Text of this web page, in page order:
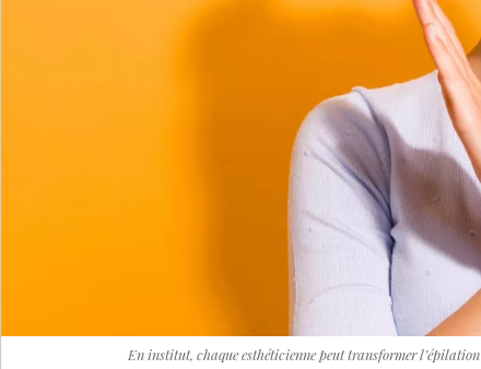
En institut, chaque esthéticienne peut transformer